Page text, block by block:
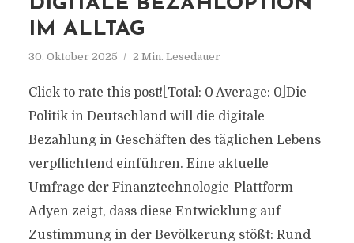
DIGITALE BEZAHLOPTION
IM ALLTAG
30. Oktober 2025 2 Min. Lesedauer
Click to rate this post![Total: 0 Average: 0]Die
Politik in Deutschland will die digitale
Bezahlung in Geschäften des täglichen Lebens
verpflichtend einführen. Eine aktuelle
Umfrage der Finanztechnologie-Plattform
Adyen zeigt, dass diese Entwicklung auf
Zustimmung in der Bevölkerung stößt: Rund